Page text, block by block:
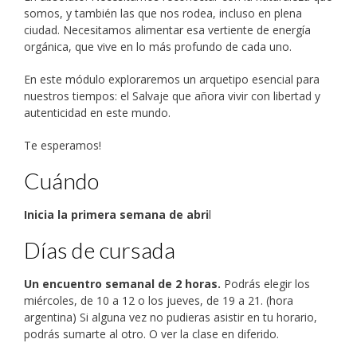
somos, y también las que nos rodea, incluso en plena
ciudad. Necesitamos alimentar esa vertiente de energía
orgánica, que vive en lo más profundo de cada uno.
En este módulo exploraremos un arquetipo esencial para
nuestros tiempos: el Salvaje que añora vivir con libertad y
autenticidad en este mundo.
Te esperamos!
Cuándo
Inicia la primera semana de abril
Días de cursada
Un encuentro semanal de 2 horas. Podrás elegir los
miércoles, de 10 a 12 o los jueves, de 19 a 21. (hora
argentina) Si alguna vez no pudieras asistir en tu horario,
podrás sumarte al otro. O ver la clase en diferido.